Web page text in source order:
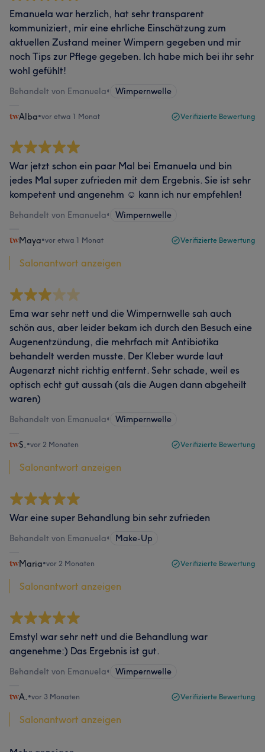
Emanuela war herzlich, hat sehr transparent
kommuniziert, mir eine ehrliche Einschätzung zum
aktuellen Zustand meiner Wimpern gegeben und mir
noch Tips zur Pflege gegeben. Ich habe mich bei ihr sehr
wohl gefühlt!
Behandelt von Emanuela• Wimpernwelle
Alba•vor etwa 1 Monat Verifizierte Bewertung
War jetzt schon ein paar Mal bei Emanuela und bin
jedes Mal super zufrieden mit dem Ergebnis. Sie ist sehr
kompetent und angenehm ☺️ kann ich nur empfehlen!
Behandelt von Emanuela• Wimpernwelle
Maya•vor etwa 1 Monat Verifizierte Bewertung
Salonantwort anzeigen
Ema war sehr nett und die Wimpernwelle sah auch
schön aus, aber leider bekam ich durch den Besuch eine
Augenentzündung, die mehrfach mit Antibiotika
behandelt werden musste. Der Kleber wurde laut
Augenarzt nicht richtig entfernt. Sehr schade, weil es
optisch echt gut aussah (als die Augen dann abgeheilt
waren)
Behandelt von Emanuela• Wimpernwelle
S. •vor 2 Monaten Verifizierte Bewertung
Salonantwort anzeigen
War eine super Behandlung bin sehr zufrieden
Behandelt von Emanuela• Make-Up
Maria•vor 2 Monaten Verifizierte Bewertung
Salonantwort anzeigen
Emstyl war sehr nett und die Behandlung war
angenehme:) Das Ergebnis ist gut.
Behandelt von Emanuela• Wimpernwelle
A. •vor 3 Monaten Verifizierte Bewertung
Salonantwort anzeigen